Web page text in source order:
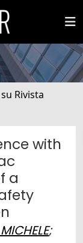
Rivista
with
a
;